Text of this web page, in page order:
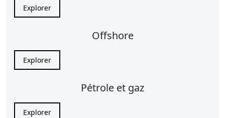
Explorer
Offshore
Explorer
Pétrole et gaz
Explorer